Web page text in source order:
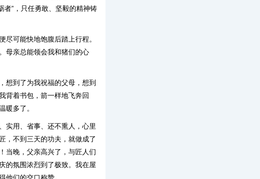
者”，只任勇敢、坚毅的精神铸
尽可能快地饱腹后踏上行程。
母亲总能领会我和猪们的心
想到了为我祝福的父母，想到
背着书包，箭一样地飞奔回
暖多了。
实用、省事、还不熏人，心里
，不到三天的功夫，就做成了
当晚，父亲高兴了，与匠人们
的氛围浓烈到了极致。我在屋